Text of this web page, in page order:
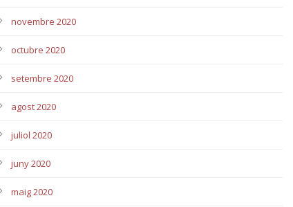
novembre 2020
octubre 2020
setembre 2020
agost 2020
juliol 2020
juny 2020
maig 2020